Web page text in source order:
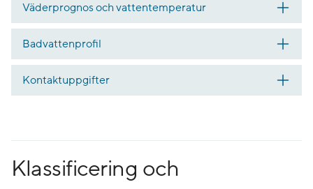
Väderprognos och vattentemperatur
Badvattenprofil
Kontaktuppgifter
Klassificering och